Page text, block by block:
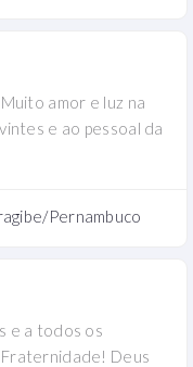
amor e luz na
e ao pessoal da
Pernambuco
e a todos os
Deus